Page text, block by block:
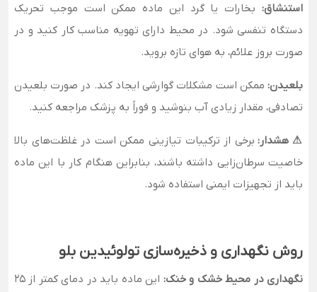
استنشاق: بخارات یا گرد این ماده ممکن است موجب تحریک
دستگاه تنفسی شود. در محیط دارای تهویه مناسب کار کنید و در
صورت بروز علائم، به هوای تازه بروید.
بلعیدن: ممکن است مشکلات گوارشی ایجاد کند. در صورت بلعیدن
تصادفی، مقدار زیادی آب بنوشید و فوراً به پزشک مراجعه کنید.
⚠ هشدار: برخی از ترکیبات تیازینی ممکن است در غلظت‌های بالا
خاصیت سرطان‌زایی داشته باشند، بنابراین هنگام کار با این ماده
باید از تجهیزات ایمنی استفاده شود.
روش نگهداری و ذخیره‌سازی تولوئیدین بلو
نگهداری در محیط خشک و خنک:
این ماده باید در دمای کمتر از 25